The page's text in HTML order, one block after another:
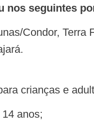
nos seguintes
Condor, Terra
crianças e
anos;